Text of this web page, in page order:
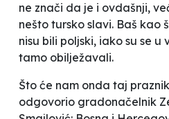
ne znači da je i ovdašnji,
nešto tursko slavi. Baš kao
nisu bili poljski, iako su se
tamo obilježavali.
Što će nam onda taj
odgovorio gradonačelnik